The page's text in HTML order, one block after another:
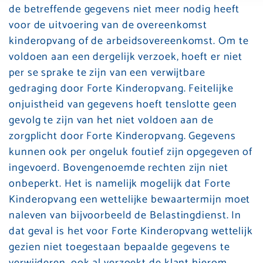
de betreffende gegevens niet meer nodig heeft
voor de uitvoering van de overeenkomst
kinderopvang of de arbeidsovereenkomst. Om te
voldoen aan een dergelijk verzoek, hoeft er niet
per se sprake te zijn van een verwijtbare
gedraging door Forte Kinderopvang. Feitelijke
onjuistheid van gegevens hoeft tenslotte geen
gevolg te zijn van het niet voldoen aan de
zorgplicht door Forte Kinderopvang. Gegevens
kunnen ook per ongeluk foutief zijn opgegeven of
ingevoerd. Bovengenoemde rechten zijn niet
onbeperkt. Het is namelijk mogelijk dat Forte
Kinderopvang een wettelijke bewaartermijn moet
naleven van bijvoorbeeld de Belastingdienst. In
dat geval is het voor Forte Kinderopvang wettelijk
gezien niet toegestaan bepaalde gegevens te